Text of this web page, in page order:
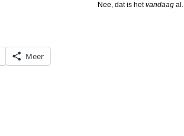
Nee, dat is hetvandaag al.
Meer